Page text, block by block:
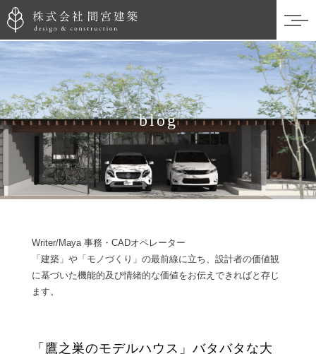
blog
Writer/Maya 事務・CADオペレーター
「建築」や「モノづくり」の最前線に立ち、設計者の価値観
に基づいた機能的及び情緒的な価値をお伝えできればと存じ
ます。
「鷹之巣のモデルハウス」バタバタな大